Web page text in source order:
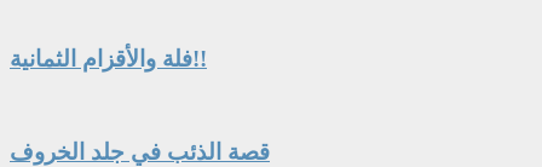
فلة والأقزام الثمانية!!
قصة الذئب في جلد الخروف